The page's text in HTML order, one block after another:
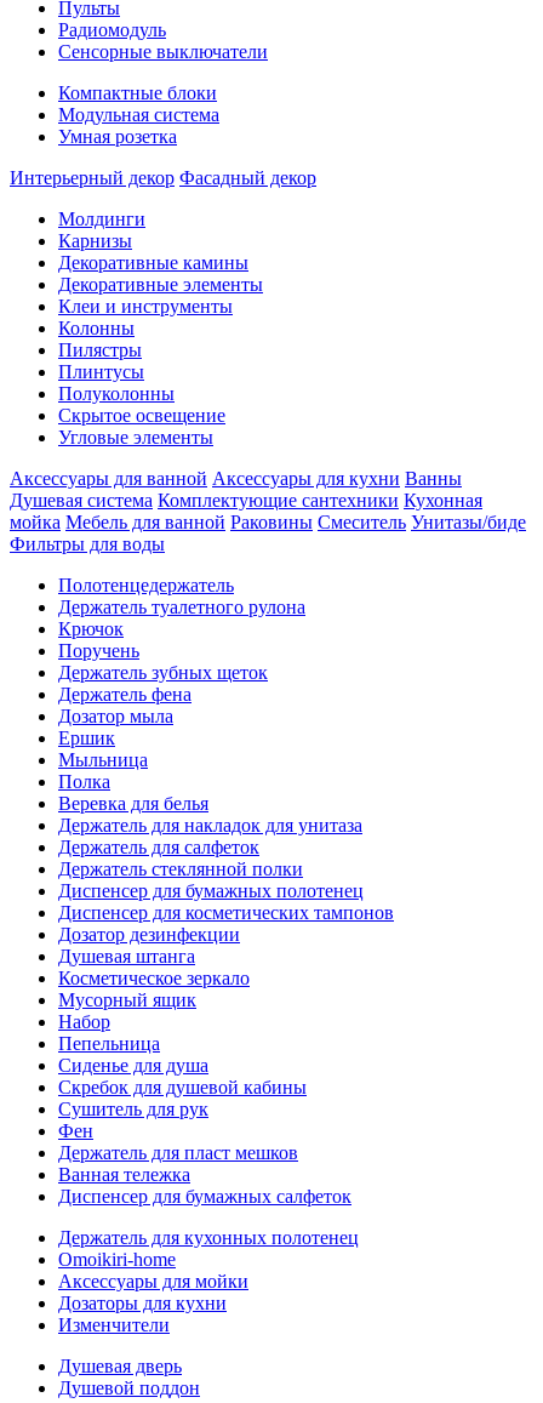
Пульты
Радиомодуль
Сенсорные выключатели
Компактные блоки
Модульная система
Умная розетка
Интерьерный декор Фасадный декор
Молдинги
Карнизы
Декоративные камины
Декоративные элементы
Клеи и инструменты
Колонны
Пилястры
Плинтусы
Полуколонны
Скрытое освещение
Угловые элементы
Аксессуары для ванной Аксессуары для кухни Ванны
Душевая система Комплектующие сантехники Кухонная
мойка Мебель для ванной Раковины Смеситель Унитазы/биде
Фильтры для воды
Полотенцедержатель
Держатель туалетного рулона
Крючок
Поручень
Держатель зубных щеток
Держатель фена
Дозатор мыла
Eршик
Мыльница
Полка
Веревка для белья
Держатель для накладок для унитаза
Держатель для салфеток
Держатель стеклянной полки
Диспенсер для бумажных полотенец
Диспенсер для косметических тампонов
Дозатор дезинфекции
Душевая штанга
Косметическое зеркало
Мусорный ящик
Набор
Пепельница
Сиденье для душа
Скребок для душевой кабины
Сушитель для рук
Фен
Держатель для пласт мешков
Ванная тележка
Диспенсер для бумажных салфеток
Держатель для кухонных полотенец
Omoikiri-home
Аксессуары для мойки
Дозаторы для кухни
Изменчители
Душевая дверь
Душевой поддон